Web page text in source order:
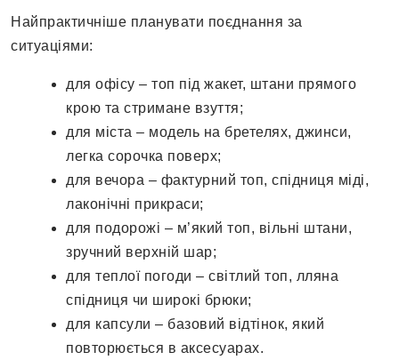
Найпрактичніше планувати поєднання за
ситуаціями:
для офісу – топ під жакет, штани прямого
крою та стримане взуття;
для міста – модель на бретелях, джинси,
легка сорочка поверх;
для вечора – фактурний топ, спідниця міді,
лаконічні прикраси;
для подорожі – м’який топ, вільні штани,
зручний верхній шар;
для теплої погоди – світлий топ, лляна
спідниця чи широкі брюки;
для капсули – базовий відтінок, який
повторюється в аксесуарах.